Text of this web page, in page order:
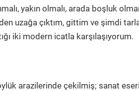
yakın olmalı, arada boşluk
uzağa çıktım, gittim ve şimdi
iki modern icatla karşılaşıyorum.
arazilerinde çekilmiş; sanat eseri